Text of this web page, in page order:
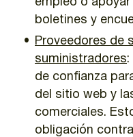
empleo o
boletines y
Proveedores de
suministradores:
de confianza
del sitio web y
comerciales.
obligación